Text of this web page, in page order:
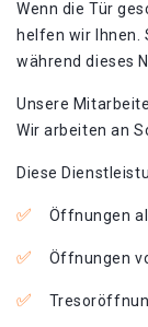
Wenn die Tür
helfen wir Ihnen.
während dieses
Unsere
Wir arbeiten an
Diese
Öffnungen
Öffnungen